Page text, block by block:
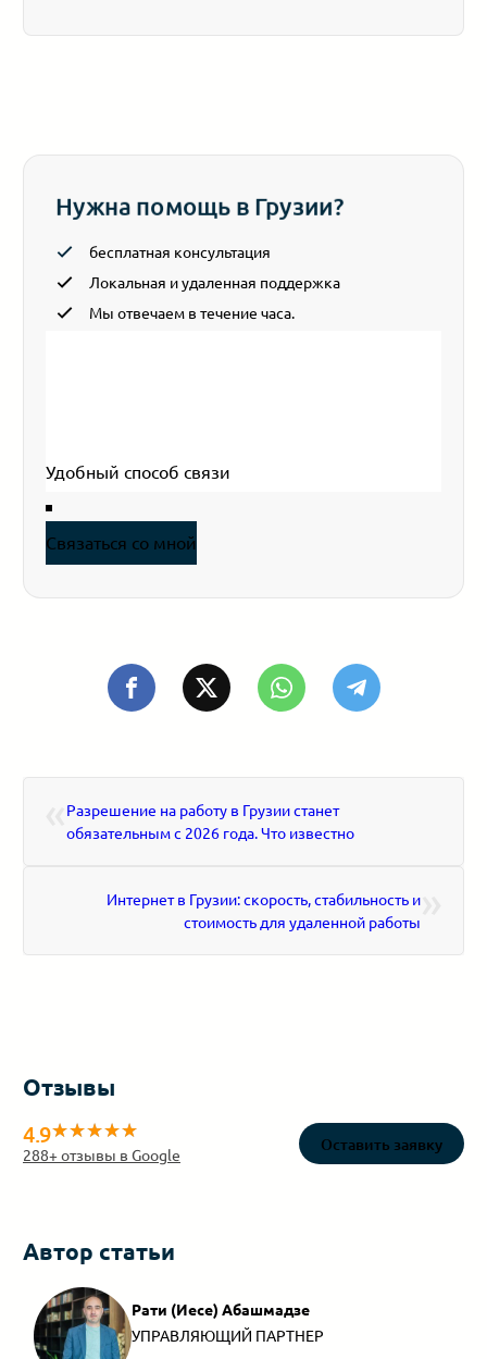
Нужна помощь в Грузии?
бесплатная консультация
Локальная и удаленная поддержка
Мы отвечаем в течение часа.
Ваш телефон
Связаться со мной
Разрешение на работу в Грузии станет
обязательным с 2026 года. Что известно
»
Интернет в Грузии: скорость, стабильность и
стоимость для удаленной работы
Отзывы
4.9
288+ отзывы в Google
Оставить заявку
Автор статьи
Рати (Иесе) Абашмадзе
УПРАВЛЯЮЩИЙ ПАРТНЕР